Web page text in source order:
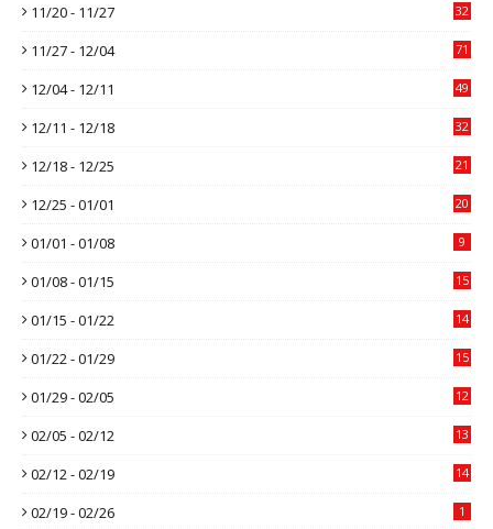
11/20 - 11/27 32
11/27 - 12/04 71
12/04 - 12/11 49
12/11 - 12/18 32
12/18 - 12/25 21
12/25 - 01/01 20
01/01 - 01/08 9
01/08 - 01/15 15
01/15 - 01/22 14
01/22 - 01/29 15
01/29 - 02/05 12
02/05 - 02/12 13
02/12 - 02/19 14
02/19 - 02/26 1